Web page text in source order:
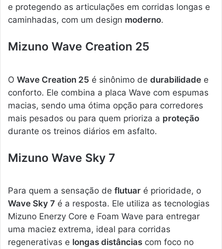
e protegendo as articulações em corridas longas e
caminhadas, com um design moderno.
Mizuno Wave Creation 25
O Wave Creation 25 é sinônimo de durabilidade e
conforto. Ele combina a placa Wave com espumas
macias, sendo uma ótima opção para corredores
mais pesados ou para quem prioriza a proteção
durante os treinos diários em asfalto.
Mizuno Wave Sky 7
Para quem a sensação de flutuar é prioridade, o
Wave Sky 7 é a resposta. Ele utiliza as tecnologias
Mizuno Enerzy Core e Foam Wave para entregar
uma maciez extrema, ideal para corridas
regenerativas e longas distâncias com foco no